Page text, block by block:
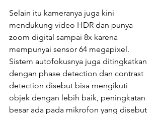
Selain itu kameranya juga kini
mendukung video HDR dan punya
zoom digital sampai 8x karena
mempunyai sensor 64 megapixel.
Sistem autofokusnya juga ditingkatkan
dengan phase detection dan contrast
detection disebut bisa mengikuti
objek dengan lebih baik, peningkatan
besar ada pada mikrofon yang disebut